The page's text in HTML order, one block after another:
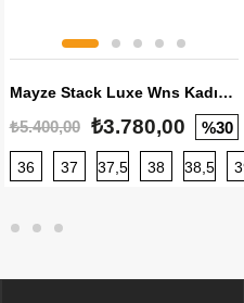
40 40,5 41 42 42,5
Mayze Stack Luxe Wns Kadın Sneaker
₺5.400,00 ₺3.780,00 %30
36 37 37,5 38 38,5